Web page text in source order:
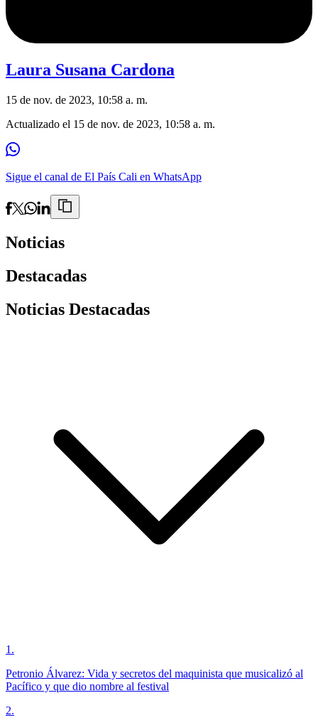
Laura Susana Cardona
15 de nov. de 2023, 10:58 a. m.
Actualizado el 15 de nov. de 2023, 10:58 a. m.
Sigue el canal de El País Cali en WhatsApp
Noticias
Destacadas
Noticias Destacadas
1 .
Petronio Álvarez: Vida y secretos del maquinista que musicalizó al
Pacífico y que dio nombre al festival
2.